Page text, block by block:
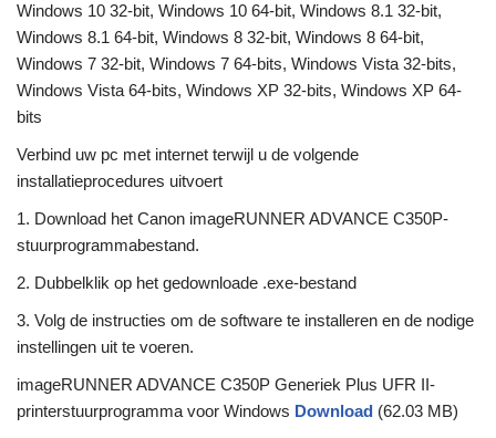
Windows 10 32-bit, Windows 10 64-bit, Windows 8.1 32-bit,
Windows 8.1 64-bit, Windows 8 32-bit, Windows 8 64-bit,
Windows 7 32-bit, Windows 7 64-bits, Windows Vista 32-bits,
Windows Vista 64-bits, Windows XP 32-bits, Windows XP 64-
bits
Verbind uw pc met internet terwijl u de volgende
installatieprocedures uitvoert
1. Download het Canon imageRUNNER ADVANCE C350P-
stuurprogrammabestand.
2. Dubbelklik op het gedownloade .exe-bestand
3. Volg de instructies om de software te installeren en de nodige
instellingen uit te voeren.
imageRUNNER ADVANCE C350P Generiek Plus UFR II-
printerstuurprogramma voor Windows Download (62.03 MB)